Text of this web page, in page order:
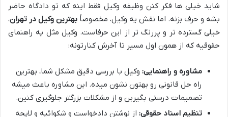
شاید خیلی ها فکر کنن وظیفه وکیل فقط اینه که تو دادگاه حاضر
بشه و حرف بزنه. اما نقش یه وکیل، مخصوصاً بهترین وکیل در تهران،
خیلی گسترده تر و پررنگ تر از این حرفاست. وکیل مثل یه راهنمای
حقوقیه که از همون اول مسیر تا آخرش کنارتونه:
مشاوره و راهنمایی: وکیل با بررسی دقیق مشکل شما، بهترین
راه حل قانونی رو بهتون نشون میده. این مشاوره باعث میشه
تصمیمات درستی بگیرین و از مشکلات بزرگتر جلوگیری کنین.
تنظیم اسناد حقوقی: از نوشتن دادخواست و شکوائیه و لایحه